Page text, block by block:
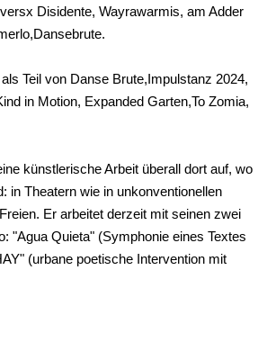
Disidente, Wayrawarmis, am Adder
Teil von Danse Brute,Impulstanz 2024,
in Motion, Expanded Garten,To Zomia,
künstlerische Arbeit überall dort auf, wo
in Theatern wie in unkonventionellen
Er arbeitet derzeit mit seinen zwei
"Agua Quieta" (Symphonie eines Textes
(urbane poetische Intervention mit